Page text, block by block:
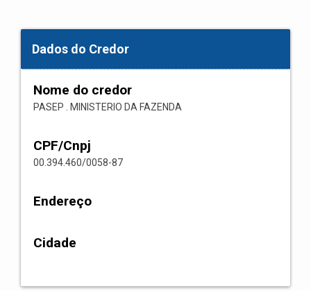
Dados do Credor
Nome do credor
PASEP . MINISTERIO DA FAZENDA
CPF/Cnpj
00.394.460/0058-87
Endereço
Cidade